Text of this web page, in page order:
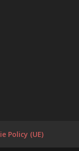
Policy (UE)